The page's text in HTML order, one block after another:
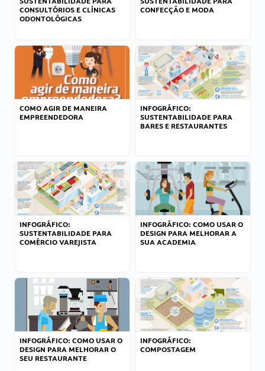
CONSULTÓRIOS E CLÍNICAS
ODONTOLÓGICAS
CONFECÇÃO E MODA
COMO AGIR DE MANEIRA
EMPREENDEDORA
INFOGRÁFICO:
SUSTENTABILIDADE PARA
BARES E RESTAURANTES
INFOGRÁFICO:
SUSTENTABILIDADE PARA
COMÉRCIO VAREJISTA
INFOGRÁFICO: COMO USAR O
DESIGN PARA MELHORAR A
SUA ACADEMIA
INFOGRÁFICO: COMO USAR O
DESIGN PARA MELHORAR O
SEU RESTAURANTE
INFOGRÁFICO:
COMPOSTAGEM